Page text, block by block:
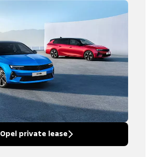
Opel private lease